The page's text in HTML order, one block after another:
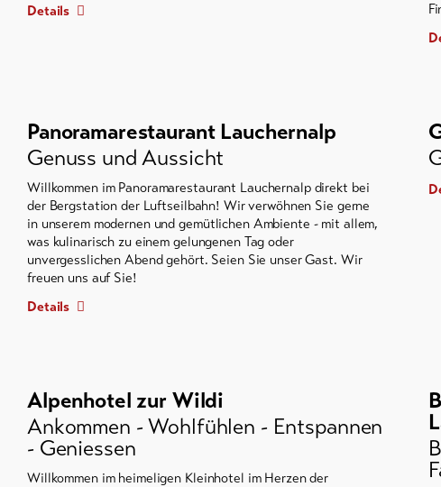
Details
Panoramarestaurant Lauchernalp
Genuss und Aussicht
Willkommen im Panoramarestaurant Lauchernalp direkt bei
der Bergstation der Luftseilbahn! Wir verwöhnen Sie gerne
in unserem modernen und gemütlichen Ambiente - mit allem,
was kulinarisch zu einem gelungenen Tag oder
unvergesslichen Abend gehört. Seien Sie unser Gast. Wir
freuen uns auf Sie!
Details
Alpenhotel zur Wildi
Ankommen - Wohlfühlen - Entspannen
- Geniessen
Willkommen im heimeligen Kleinhotel im Herzen der